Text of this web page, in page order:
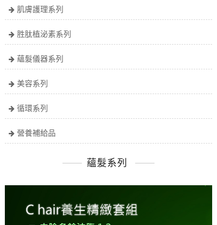
肌膚護理系列
胜肽植泌素系列
蘊髮儀器系列
美容系列
循環系列
營養補給品
蘊髮系列